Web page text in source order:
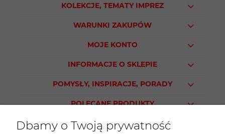
KOLEKCJE, TEMATY IMPREZ
WARUNKI ZAKUPÓW
MOJE KONTO
INFORMACJE O SKLEPIE
POMYSŁY, INSPIRACJE, PORADY
POLECANE PRODUKTY
Dbamy o Twoją prywatność